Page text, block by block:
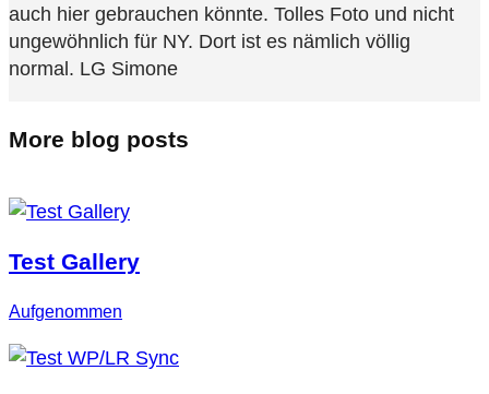
auch hier gebrauchen könnte. Tolles Foto und nicht
ungewöhnlich für NY. Dort ist es nämlich völlig
normal. LG Simone
More blog posts
Test Gallery
Aufgenommen